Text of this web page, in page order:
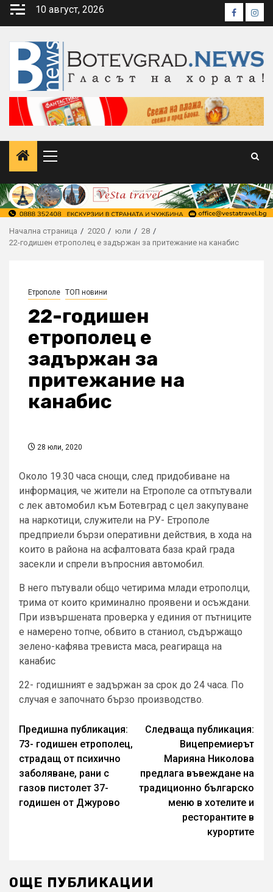
Skip
10 август, 2026 Facebook
Primary
Начална страница 2020 юли
28
22-годишен етрополец е задържан за притежание на канабис
Етрополе ТОП новини
22-годишен
етрополец е
задържан за
притежание на
канабис
28 юли, 2020
Около 19.30 часа снощи, след придобиване на
информация, че жители на Етрополе са отпътували
с лек автомобил към Ботевград с цел закупуване
на наркотици, служители на РУ- Етрополе
предприели бързи оперативни действия, в хода на
които в района на асфалтовата база край града
засекли и спрели въпросния автомобил.
В него пътували общо четирима млади етрополци,
трима от които криминално проявени и осъждани.
При извършената проверка у единия от пътниците
е намерено топче, обвито в станиол, съдържащо
зелено-кафява тревиста маса, реагираща на
канабис
22- годишният е задържан за срок до 24 часа. По
случая е започнато бързо производство.
Continue
Reading
Предишна публикация:
73- годишeн етрополец,
страдащ от психично
заболяване, рани с
газов пистолет 37-
годишен от Джурово
Следваща публикация:
Вицепремиерът
Марияна Николова
предлага въвеждане на
традиционно българско
меню в хотелите и
ресторантите в
курортите
ОЩЕ ПУБЛИКАЦИИ